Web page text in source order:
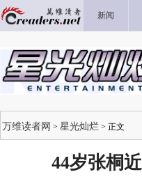
新闻
万维读者网 > 星光灿烂 > 正文
44岁张桐